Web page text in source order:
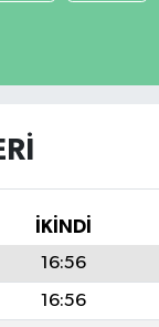
İKINDI
16:56
16:56